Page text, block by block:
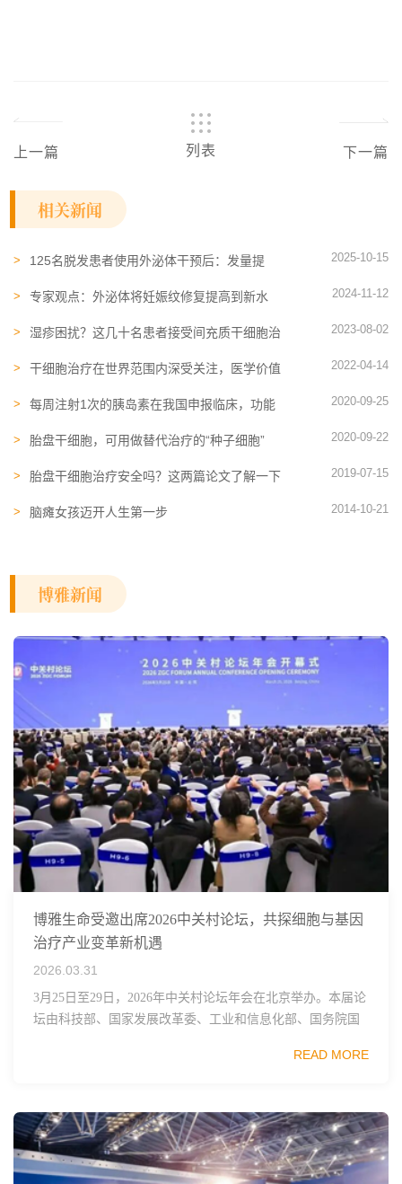
上一篇 列表 下一篇
相关新闻
125名脱发患者使用外泌体干预后：发量提
2025-10-15
专家观点：外泌体将妊娠纹修复提高到新水
2024-11-12
湿疹困扰？这几十名患者接受间充质干细胞治
2023-08-02
干细胞治疗在世界范围内深受关注，医学价值
2022-04-14
每周注射1次的胰岛素在我国申报临床，功能
2020-09-25
胎盘干细胞，可用做替代治疗的“种子细胞” 2020-09-22
胎盘干细胞治疗安全吗？这两篇论文了解一下 2019-07-15
脑瘫女孩迈开人生第一步 2014-10-21
博雅新闻
博雅生命受邀出席2026中关村论坛，共探细胞与基因
治疗产业变革新机遇
2026.03.31
3月25日至29日，2026年中关村论坛年会在北京举办。本届论
坛由科技部、国家发展改革委、工业和信息化部、国务院国
READ MORE